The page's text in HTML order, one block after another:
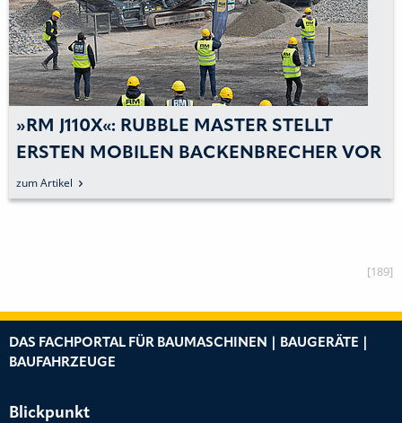
»RM J110X«: RUBBLE MASTER STELLT
ERSTEN MOBILEN BACKENBRECHER VOR
zum Artikel
[189]
DAS FACHPORTAL FÜR BAUMASCHINEN | BAUGERÄTE |
BAUFAHRZEUGE
Blickpunkt